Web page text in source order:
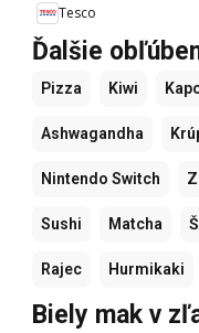
Tesco
Ďalšie
Pizza Kiwi
Ashwagandha
Nintendo Switch
Sushi Matcha
Rajec Hurmikaki
Biely mak v